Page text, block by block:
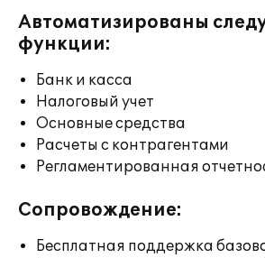
Автоматизированы
функции:
Банк и касса
Налоговый учет
Основные средства
Расчеты с контрагентами
Регламентированная
Сопровождение:
Бесплатная поддержка